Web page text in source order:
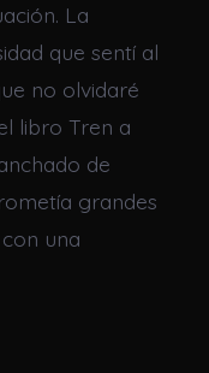
La
que sentí al
no olvidaré
libro Tren a
de
grandes
una